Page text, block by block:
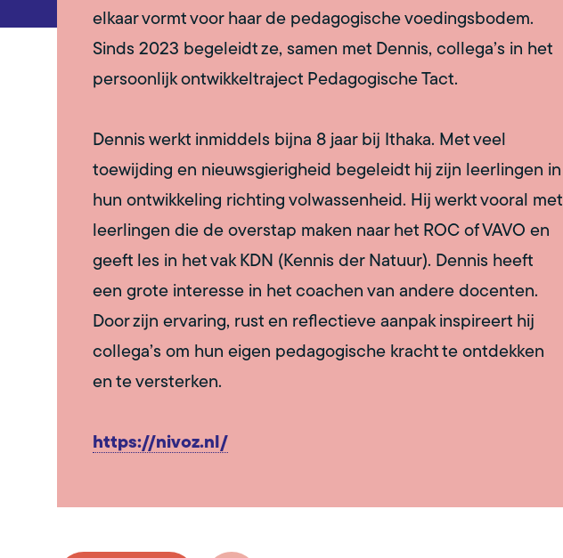
elkaar vormt voor haar de pedagogische voedingsbodem.
Sinds 2023 begeleidt ze, samen met Dennis, collega’s in het
persoonlijk ontwikkeltraject Pedagogische Tact.
Dennis werkt inmiddels bijna 8 jaar bij Ithaka. Met veel
toewijding en nieuwsgierigheid begeleidt hij zijn leerlingen in
hun ontwikkeling richting volwassenheid. Hij werkt vooral met
leerlingen die de overstap maken naar het ROC of VAVO en
geeft les in het vak KDN (Kennis der Natuur). Dennis heeft
een grote interesse in het coachen van andere docenten.
Door zijn ervaring, rust en reflectieve aanpak inspireert hij
collega’s om hun eigen pedagogische kracht te ontdekken
en te versterken.
https://nivoz.nl/